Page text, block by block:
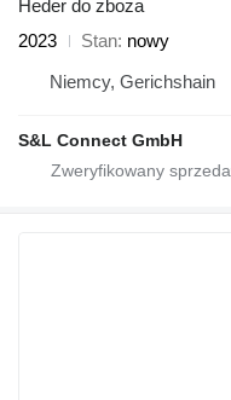
Heder do zboża
2023
Stan nowy
Niemcy, Gerichshain
S&L Connect GmbH